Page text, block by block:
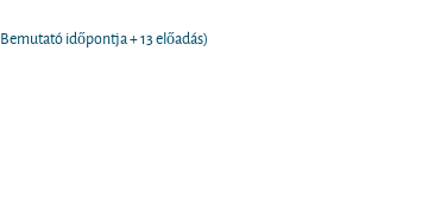
időpontja + 13 előadás)